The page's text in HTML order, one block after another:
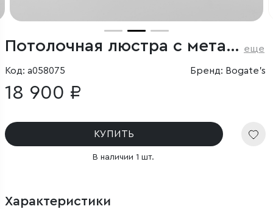
Потолочная люстра с металлическим плафоном еще
Код: a058075 Бренд: Bogate's
18 900 ₽
КУПИТЬ
В наличии 1 шт.
Характеристики